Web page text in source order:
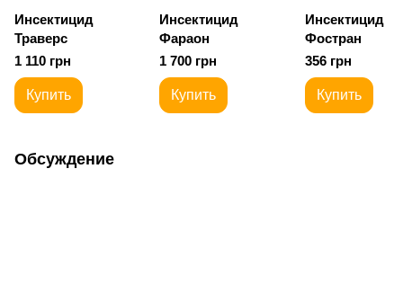
Инсектицид
Траверс
1 110 грн
Купить
Инсектицид
Фараон
1 700 грн
Купить
Инсектицид
Фостран
356 грн
Купить
Обсуждение